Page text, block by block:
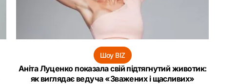
Шоу BIZ
Аніта Луценко показала свій підтягнутий животик:
як виглядає ведуча «Зважених і щасливих»